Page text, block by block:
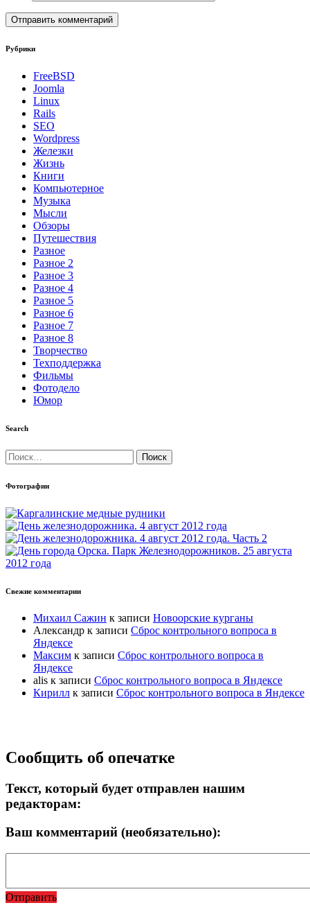
Рубрики
FreeBSD
Joomla
Linux
Rails
SEO
Wordpress
Железки
Жизнь
Книги
Компьютерное
Музыка
Мысли
Обзоры
Путешествия
Разное
Разное 2
Разное 3
Разное 4
Разное 5
Разное 6
Разное 7
Разное 8
Творчество
Техподдержка
Фильмы
Фотодело
Юмор
Search
Найти:
Фотографии
Свежие комментарии
Михаил Сажин к записи Новоорские курганы
Александр к записи Сброс контрольного вопроса в
Яндексе
Максим к записи Сброс контрольного вопроса в
Яндексе
alis к записи Сброс контрольного вопроса в Яндексе
Кирилл к записи Сброс контрольного вопроса в Яндексе
Прокрутка
вверх
Сообщить об опечатке
Текст, который будет отправлен нашим
редакторам:
Ваш комментарий (необязательно):
Отправить